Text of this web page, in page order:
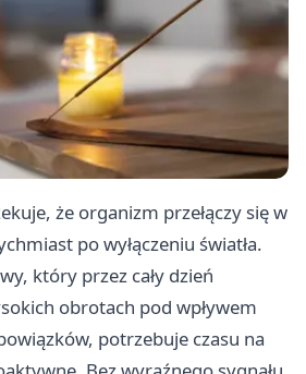
że organizm przełączy się w
po wyłączeniu światła.
który przez cały dzień
obrotach pod wpływem
potrzebuje czasu na